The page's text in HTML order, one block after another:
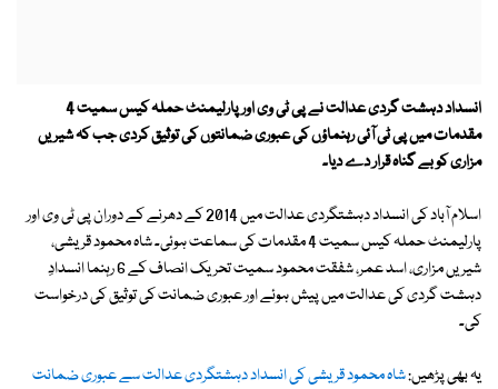
انسداد دہشت گردی عدالت نے پی ٹی وی اور پارلیمنٹ حملہ کیس سمیت 4
مقدمات میں پی ٹی آئی رہنماؤں کی عبوری ضمانتوں کی توثیق کردی جب کہ شیریں
مزاری کو بے گناہ قرار دے دیا۔
اسلام آباد کی انسداد دہشتگردی عدالت میں 2014 کے دھرنے کے دوران پی ٹی وی اور
پارلیمنٹ حملہ کیس سمیت 4 مقدمات کی سماعت ہوئی۔ شاہ محمود قریشی،
شیریں مزاری، اسد عمر، شفقت محمود سمیت تحریک انصاف کے 6 رہنما انسدادِ
دہشت گردی کی عدالت میں پیش ہوئے اور عبوری ضمانت کی توثیق کی درخواست
کی۔
یہ بھی پڑھیں:شاہ محمود قریشی کی انسداد دہشتگردی عدالت سے عبوری ضمانت